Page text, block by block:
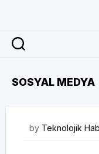
SOSYAL MEDYA
by Teknolojik